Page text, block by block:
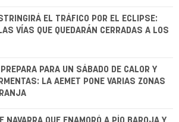
EL TRÁFICO POR EL ECLIPSE:
VÍAS QUE QUEDARÁN CERRADAS A LOS
PARA UN SÁBADO DE CALOR Y
LA AEMET PONE VARIAS ZONAS